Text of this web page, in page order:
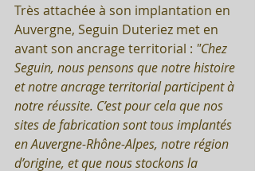
Très attachée à son implantation en
Auvergne, Seguin Duteriez met en
avant son ancrage territorial : "Chez
Seguin, nous pensons que notre histoire
et notre ancrage territorial participent à
notre réussite. C’est pour cela que nos
sites de fabrication sont tous implantés
en Auvergne-Rhône-Alpes, notre région
d’origine, et que nous stockons la